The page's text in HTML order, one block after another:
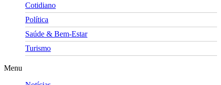
Cotidiano
Política
Saúde & Bem-Estar
Turismo
Menu